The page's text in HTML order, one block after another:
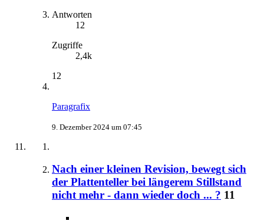
Antworten
12
Zugriffe
2,4k
12
Paragrafix
9. Dezember 2024 um 07:45
Nach einer kleinen Revision, bewegt sich
der Plattenteller bei längerem Stillstand
nicht mehr - dann wieder doch ... ? 11